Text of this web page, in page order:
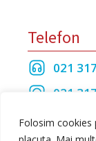
Folosim cookies
Telefon
021
021
021